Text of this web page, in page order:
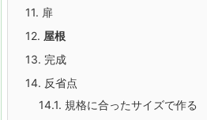
11. 扉
12. 屋根
13. 完成
14. 反省点
14.1. 規格に合ったサイズで作る